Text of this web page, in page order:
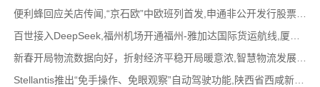
便利蜂回应关店传闻,“京石欧”中欧班列首发,申通非公开发行股票方案失效,老挝中通和老挝
百世接入DeepSeek,福州机场开通福州-雅加达国际货运航线,厦门拟立法保障网约配送员劳动权益
新春开局物流数据向好，折射经济平稳开局暖意浓,智慧物流发展迅猛，新一代信息技术深度融
Stellantis推出“免手操作、免眼观察”自动驾驶功能,陕西省西咸新区公示首批智能网联道路测试